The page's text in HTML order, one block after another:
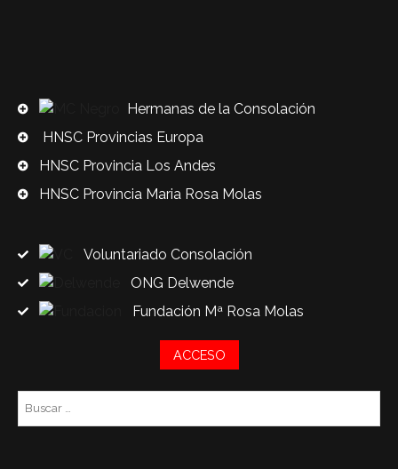
Hermanas de la Consolación
HNSC Provincias Europa
HNSC Provincia Los Andes
HNSC Provincia Maria Rosa Molas
Voluntariado Consolación
ONG Delwende
Fundación Mª Rosa Molas
ACCESO